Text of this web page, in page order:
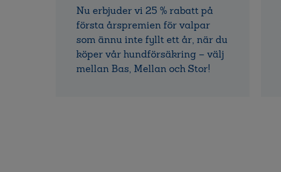
Nu erbjuder vi 25 % rabatt på
första årspremien för valpar
som ännu inte fyllt ett år, när du
köper vår hundförsäkring – välj
mellan Bas, Mellan och Stor!